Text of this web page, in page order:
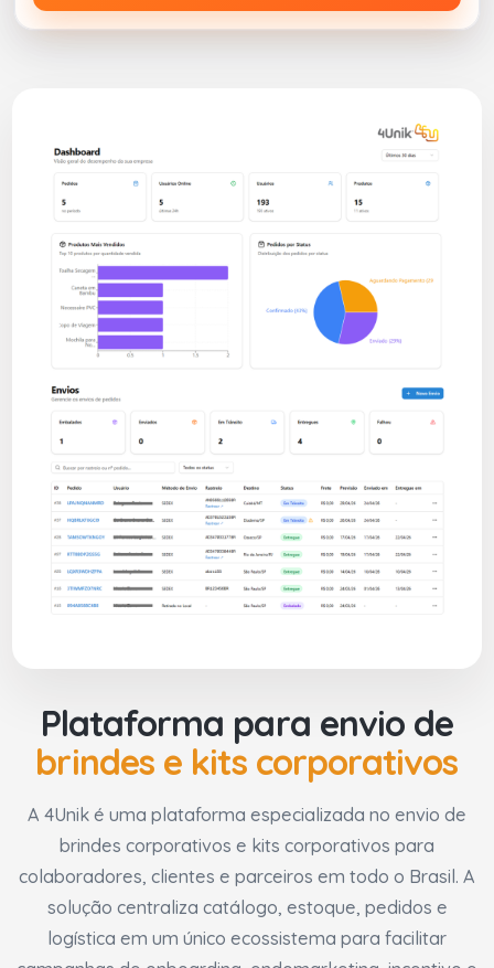
Plataforma para envio de
brindes e kits corporativos
A 4Unik é uma plataforma especializada no envio de
brindes corporativos e kits corporativos para
colaboradores, clientes e parceiros em todo o Brasil. A
solução centraliza catálogo, estoque, pedidos e
logística em um único ecossistema para facilitar